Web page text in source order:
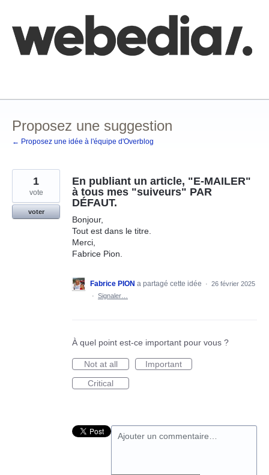
contenu
Proposez une suggestion
← Proposez une idée à l'équipe d'Overblog
En publiant un article, "E-MAILER"
à tous mes "suiveurs" PAR
DÉFAUT.
Bonjour,
Tout est dans le titre.
Merci,
Fabrice Pion.
1
vote
voter
Fabrice PION a partagé cette idée · 26 février 2025
· Signaler…
À quel point est-ce important pour vous ?
Not at all
Important
Critical
Ajouter un commentaire…